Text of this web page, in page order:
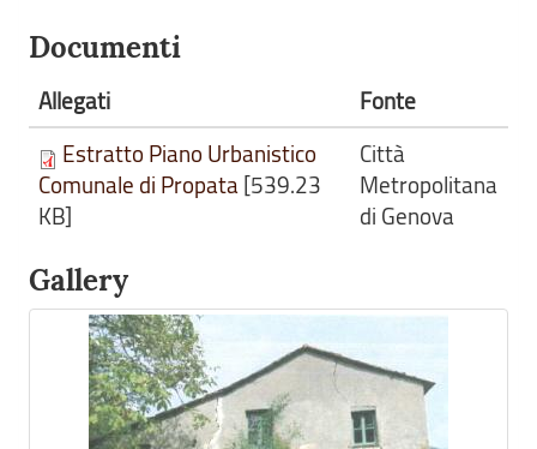
Documenti
Allegati
Fonte
Estratto Piano Urbanistico
Comunale di Propata[539.23
KB]
Città
Metropolitana
di Genova
Gallery